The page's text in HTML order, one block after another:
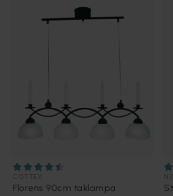
Florens 90cm taklampa